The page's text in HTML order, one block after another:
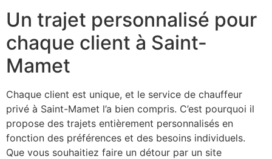
Un trajet personnalisé pour
chaque client à Saint-
Mamet
Chaque client est unique, et le service de chauffeur
privé à Saint-Mamet l’a bien compris. C’est pourquoi il
propose des trajets entièrement personnalisés en
fonction des préférences et des besoins individuels.
Que vous souhaitiez faire un détour par un site